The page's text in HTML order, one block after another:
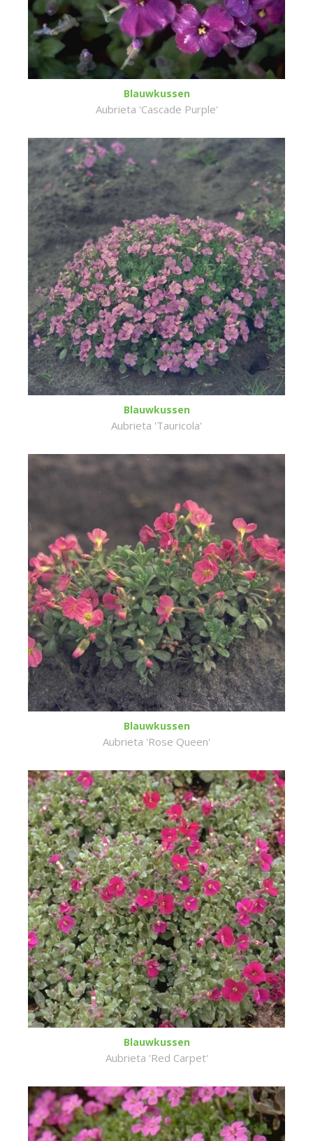
Blauwkussen
Aubrieta 'Cascade Purple'
Blauwkussen
Aubrieta 'Tauricola'
Blauwkussen
Aubrieta 'Rose Queen'
Blauwkussen
Aubrieta 'Red Carpet'